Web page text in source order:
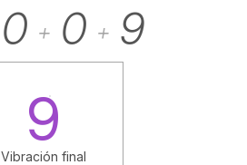
0 + 0 + 9
9
Vibración final